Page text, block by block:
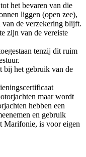
het bevaren van die
liggen (open zee),
van de verzekering blijft.
zijn van de vereiste
tenzij dit ruim
bij het gebruik van de
maar wordt
hebben een
en gebruik
Marifonie, is voor eigen